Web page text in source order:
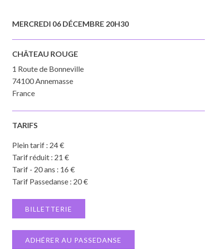
MERCREDI 06 DÉCEMBRE 20H30
CHÂTEAU ROUGE
1 Route de Bonneville
74100 Annemasse
France
TARIFS
Plein tarif : 24 €
Tarif réduit : 21 €
Tarif - 20 ans : 16 €
Tarif Passedanse : 20 €
BILLETTERIE
ADHÉRER AU PASSEDANSE